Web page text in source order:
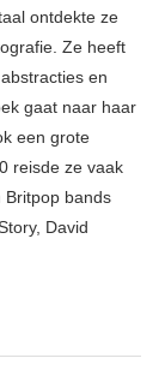
ontdekte ze
Ze heeft
en
gaat naar haar
een grote
reisde ze vaak
Britpop bands
David